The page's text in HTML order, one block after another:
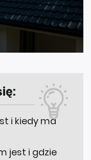
i kiedy ma
jest i gdzie